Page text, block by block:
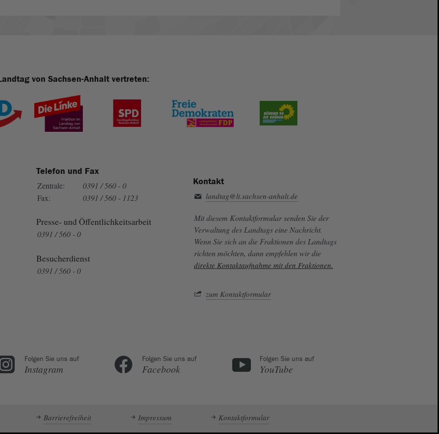
von Sachsen-Anhalt vertreten:
Telefon und Fax
Zentrale:
0391 / 560 - 0
Fax:
0391 / 560 - 1123
Presse- und Öffentlichkeitsarbeit
0391 / 560 - 0
Besucherdienst
0391 / 560 - 0
Kontakt
landtag@lt.sachsen-anhalt.de
Mit diesem Kontaktformular senden Sie der
Verwaltung des Landtags eine Nachricht.
Wenn Sie sich an die Fraktionen des Landtags
richten möchten, dann empfehlen wir die
direkte Kontaktaufnahme mit den Fraktionen.
zum Kontaktformular
Folgen Sie uns auf
Instagram
Folgen Sie uns auf
Facebook
Folgen Sie uns auf
YouTube
Barrierefreiheit Impressum Kontaktformular